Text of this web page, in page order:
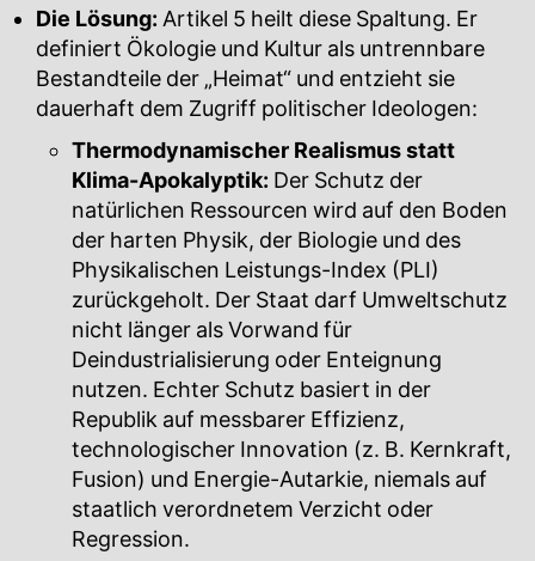
Die Lösung: Artikel 5 heilt diese Spaltung. Er
definiert Ökologie und Kultur als untrennbare
Bestandteile der „Heimat“ und entzieht sie
dauerhaft dem Zugriff politischer Ideologen:
Thermodynamischer Realismus statt
Klima-Apokalyptik: Der Schutz der
natürlichen Ressourcen wird auf den Boden
der harten Physik, der Biologie und des
Physikalischen Leistungs-Index (PLI)
zurückgeholt. Der Staat darf Umweltschutz
nicht länger als Vorwand für
Deindustrialisierung oder Enteignung
nutzen. Echter Schutz basiert in der
Republik auf messbarer Effizienz,
technologischer Innovation (z. B. Kernkraft,
Fusion) und Energie-Autarkie, niemals auf
staatlich verordnetem Verzicht oder
Regression.